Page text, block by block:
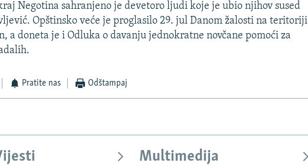
Negotina sahranjeno je devetoro ljudi koje je ubio njihov sused
Opštinsko veće je proglasilo 29. jul Danom žalosti na teritoriji
a doneta je i Odluka o davanju jednokratne novčane pomoći za
Pratite nas Odštampaj
Multimedija